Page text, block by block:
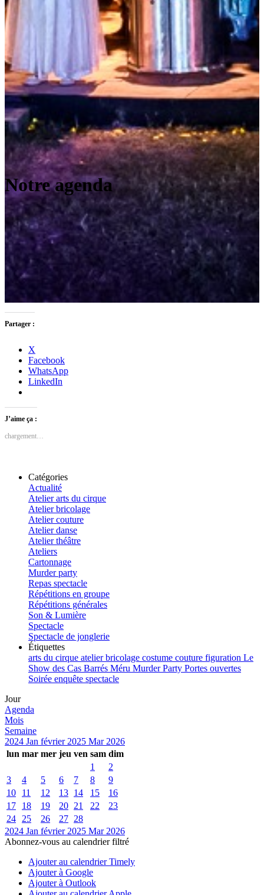
Notre agenda
Partager :
X
Facebook
WhatsApp
LinkedIn
J’aime ça :
chargement…
Catégories
Actualité
Atelier arts du cirque
Atelier bricolage
Atelier couture
Atelier danse
Atelier théâtre
Ateliers
Cartonnage
Murder party
Repas spectacle
Répétitions en groupe
Répétitions générales
Son & Lumière
Spectacle
Spectacle de jonglerie
Étiquettes
arts du cirque atelierbricolage costume couture figuration Le
Show des Cas Barrés Méru Murder Party Portes ouvertes
Soirée enquête spectacle
Jour
Agenda
Mois
Semaine
2024 Jan février 2025 Mar 2026
lun mar mer jeu ven sam dim
1
2
3
4 5 6 7 8
9
10
11 12 13 14 15
16
17
18 19 20 21 22
23
24
25 26 27 28
2024 Jan février 2025 Mar 2026
Abonnez-vous au calendrier filtré
Ajouter au calendrier Timely
Ajouter à Google
Ajouter à Outlook